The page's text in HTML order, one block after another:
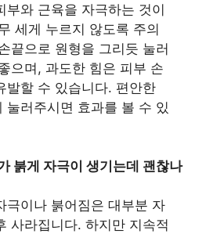
부와 근육을 자극하는 것이
세게 누르지 않도록 주의
끝으로 원형을 그리듯 눌러
으며, 과도한 힘은 피부 손
발할 수 있습니다. 편안한
눌러주시면 효과를 볼 수 있
붉게 자극이 생기는데 괜찮나
극이나 붉어짐은 대부분 자
사라집니다. 하지만 지속적